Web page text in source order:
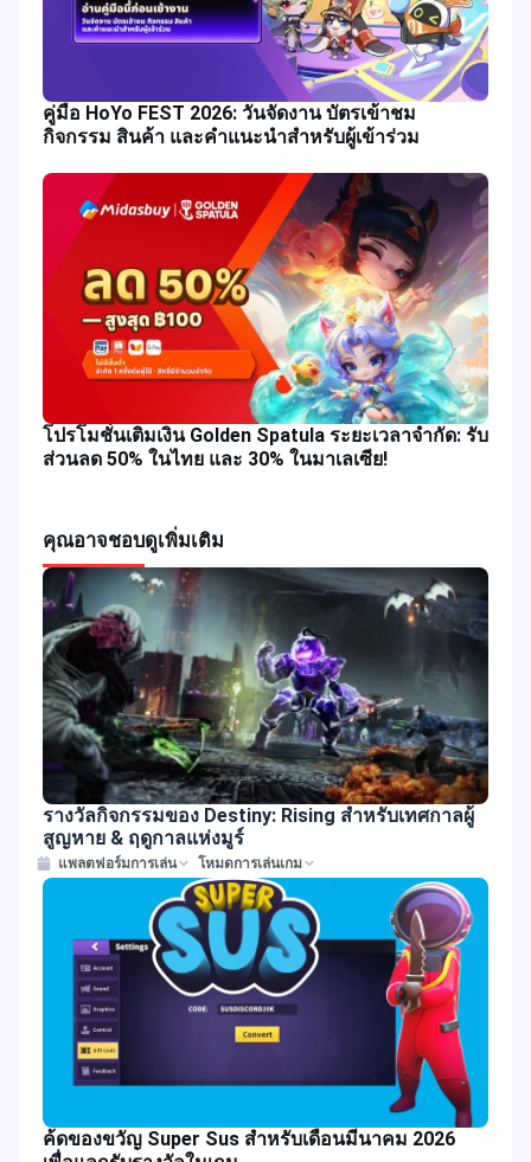
คู่มือ HoYo FEST 2026: วันจัดงาน บัตรเข้าชม
กิจกรรม สินค้า และคำแนะนำสำหรับผู้เข้าร่วม
โปรโมชั่นเติมเงิน Golden Spatula ระยะเวลาจำกัด: รับ
ส่วนลด 50% ในไทย และ 30% ในมาเลเซีย!
คุณอาจชอบดูเพิ่มเติม
รางวัลกิจกรรมของ Destiny: Rising สำหรับเทศกาลผู้
สูญหาย & ฤดูกาลแห่งมูร์
แพลตฟอร์มการเล่น โหมดการเล่นเกม
ค้ดของขวัญ Super Sus สำหรับเดือนมีนาคม 2026